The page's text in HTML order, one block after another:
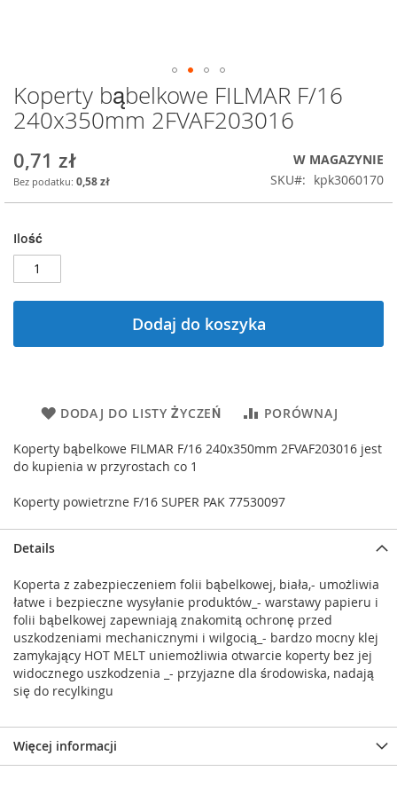
Przejdź
na
początek
Koperty bąbelkowe FILMAR F/16
240x350mm 2FVAF203016
0,71 zł
0,58 zł
W MAGAZYNIE
SKU
kpk3060170
Ilość
Dodaj do koszyka
DODAJ DO LISTY ŻYCZEŃ PORÓWNAJ
Koperty bąbelkowe FILMAR F/16 240x350mm 2FVAF203016 jest
do kupienia w przyrostach co 1
Koperty powietrzne F/16 SUPER PAK 77530097
Details
Koperta z zabezpieczeniem folii bąbelkowej, biała,- umożliwia
łatwe i bezpieczne wysyłanie produktów_- warstawy papieru i
folii bąbelkowej zapewniają znakomitą ochronę przed
uszkodzeniami mechanicznymi i wilgocią_- bardzo mocny klej
zamykający HOT MELT uniemożliwia otwarcie koperty bez jej
widocznego uszkodzenia _- przyjazne dla środowiska, nadają
się do recylkingu
Więcej informacji